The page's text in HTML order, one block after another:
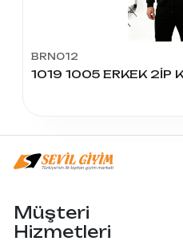
BRN012
Müşteri
Hizmetleri